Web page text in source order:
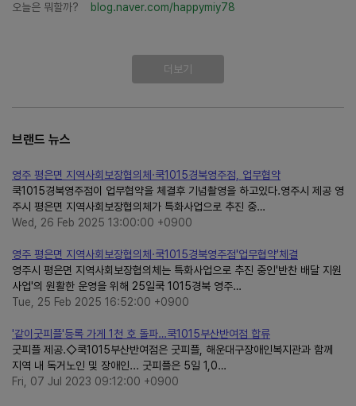
오늘은 뭐할까?
blog.naver.com/happymiy78
더보기
브랜드 뉴스
영주 평은면 지역사회보장협의체·쿡1015경북영주점, 업무협약
쿡1015경북영주점이 업무협약을 체결후 기념촬영을 하고있다.영주시 제공 영
주시 평은면 지역사회보장협의체가 특화사업으로 추진 중…
Wed, 26 Feb 2025 13:00:00 +0900
영주 평은면 지역사회보장협의체·쿡1015경북영주점'업무협약'체결
영주시 평은면 지역사회보장협의체는 특화사업으로 추진 중인'반찬 배달 지원
사업'의 원활한 운영을 위해 25일쿡 1015경북 영주…
Tue, 25 Feb 2025 16:52:00 +0900
'같이굿피플'등록 가게 1천 호 돌파…쿡1015부산반여점 합류
굿피플 제공.◇쿡1015부산반여점은 굿피플, 해운대구장애인복지관과 함께
지역 내 독거노인 및 장애인... 굿피플은 5일 1,0…
Fri, 07 Jul 2023 09:12:00 +0900